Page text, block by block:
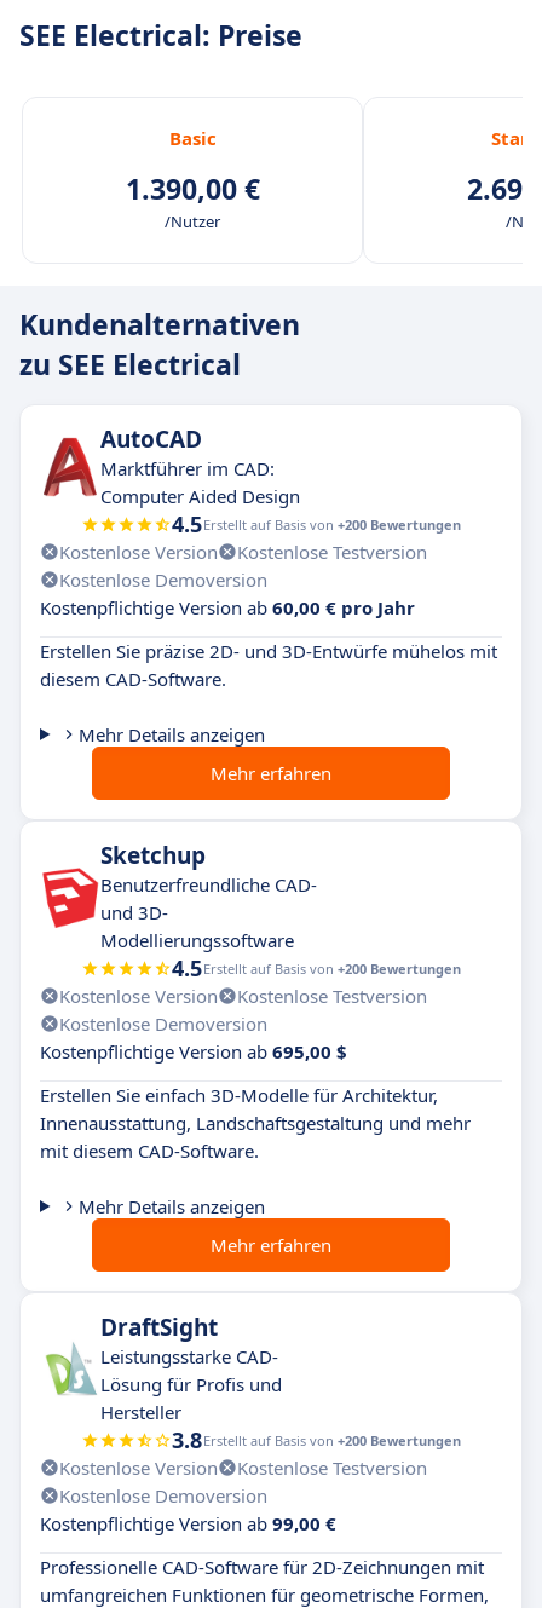
SEE Electrical: Preise
Basic
1.390,00 €
/Nutzer /
Kundenalternativen
zu SEE Electrical
AutoCAD
Marktführer im CAD:
Computer Aided Design
4.5Erstellt auf Basis von +200 Bewertungen
Kostenlose Version
Kostenlose Testversion
Kostenlose Demoversion
Kostenpflichtige Version ab 60,00 € pro Jahr
Erstellen Sie präzise 2D- und 3D-Entwürfe mühelos mit
diesem CAD-Software.
Mehr Details anzeigen
Mehr erfahren
Sketchup
Benutzerfreundliche CAD-
und 3D-
Modellierungssoftware
4.5Erstellt auf Basis von +200 Bewertungen
Kostenlose Version
Kostenlose Testversion
Kostenlose Demoversion
Kostenpflichtige Version ab 695,00 $
Erstellen Sie einfach 3D-Modelle für Architektur,
Innenausstattung, Landschaftsgestaltung und mehr
mit diesem CAD-Software.
Mehr Details anzeigen
Mehr erfahren
DraftSight
Leistungsstarke CAD-
Lösung für Profis und
Hersteller
3.8Erstellt auf Basis von +200 Bewertungen
Kostenlose Version
Kostenlose Testversion
Kostenlose Demoversion
Kostenpflichtige Version ab 99,00 €
Professionelle CAD-Software für 2D-Zeichnungen mit
umfangreichen Funktionen für geometrische Formen,